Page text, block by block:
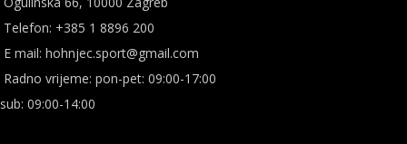
Telefon: +385 1 8896 200
E mail: hohnjec.sport@gmail.com
Radno vrijeme: pon-pet: 09:00-17:00
sub: 09:00-14:00